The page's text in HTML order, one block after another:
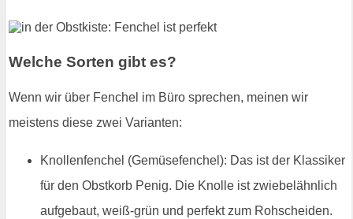
Welche Sorten gibt es?
Wenn wir über Fenchel im Büro sprechen, meinen wir
meistens diese zwei Varianten:
Knollenfenchel (Gemüsefenchel): Das ist der Klassiker
für den Obstkorb Penig. Die Knolle ist zwiebelähnlich
aufgebaut, weiß-grün und perfekt zum Rohscheiden.